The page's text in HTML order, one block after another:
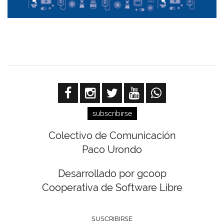
subscribirse
Colectivo de Comunicación
Paco Urondo
Desarrollado por gcoop
Cooperativa de Software Libre
SUSCRIBIRSE